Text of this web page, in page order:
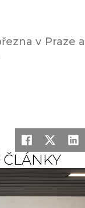
v Praze a